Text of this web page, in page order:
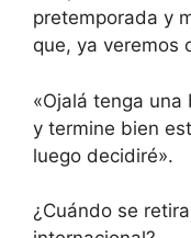
pretemporada y
que, ya veremos
«Ojalá tenga
y termine bien
luego decidiré».
¿Cuándo se